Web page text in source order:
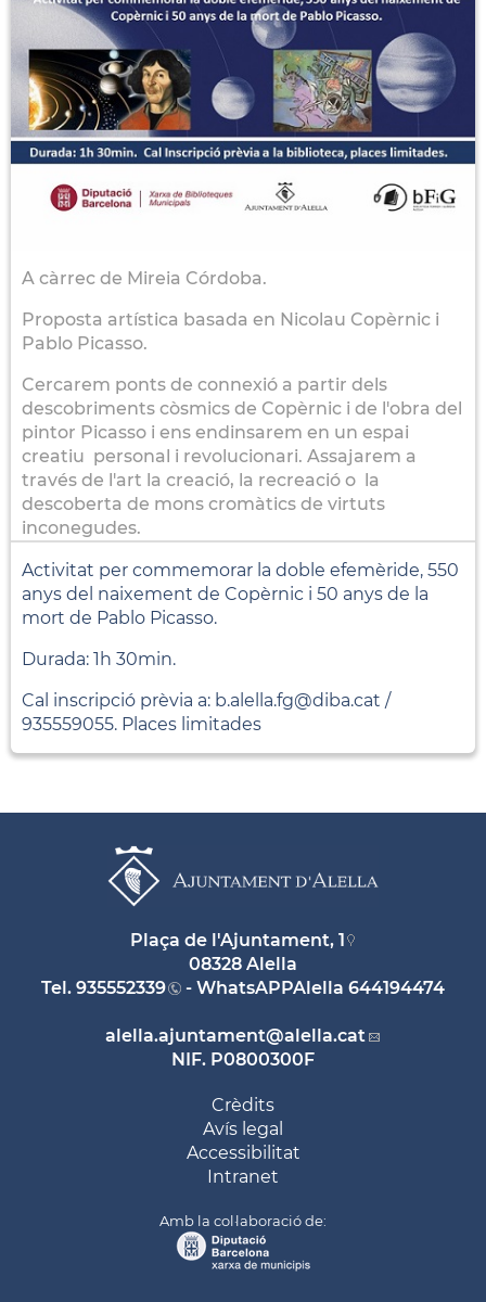
A càrrec de Mireia Córdoba.
Proposta artística basada en Nicolau Copèrnic i
Pablo Picasso.
Cercarem ponts de connexió a partir dels
descobriments còsmics de Copèrnic i de l'obra del
pintor Picasso i ens endinsarem en un espai
creatiu personal i revolucionari. Assajarem a
través de l'art la creació, la recreació o la
descoberta de mons cromàtics de virtuts
inconegudes.
Activitat per commemorar la doble efemèride, 550
anys del naixement de Copèrnic i 50 anys de la
mort de Pablo Picasso.
Durada: 1h 30min.
Cal inscripció prèvia a: b.alella.fg@diba.cat /
935559055. Places limitades
Plaça de l'Ajuntament, 1
08328 Alella
Tel. 935552339 - WhatsAPPAlella 644194474
alella.ajuntament@alella.cat
NIF. P0800300F
Crèdits
Avís legal
Accessibilitat
Intranet
Amb la col·laboració de: